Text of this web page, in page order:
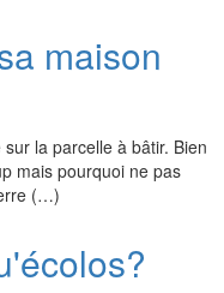
maison
la parcelle à bâtir. Bien
mais pourquoi ne pas
(…)